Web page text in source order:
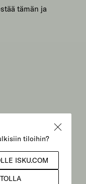
tämän ja
mukainen